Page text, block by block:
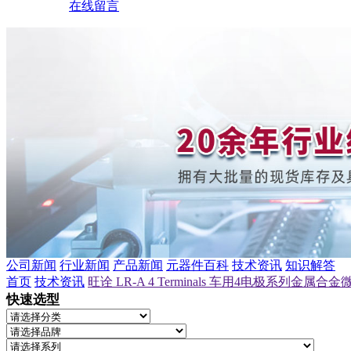
在线留言
公司新闻 行业新闻 产品新闻 元器件百科 技术资讯 知识解答
首页 技术资讯 旺诠 LR-A 4 Terminals 车用4电极系列金属合金
快速选型